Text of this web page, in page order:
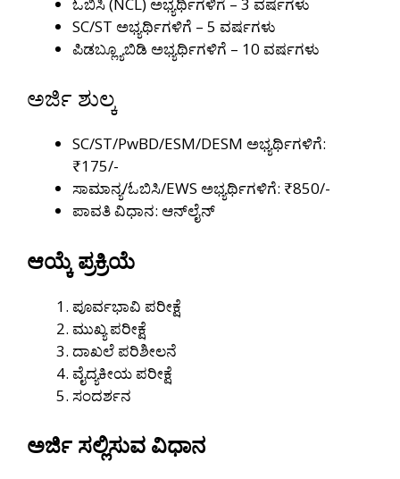
SC/ST ಅಭ್ಯರ್ಥಿಗಳಿಗೆ – 5 ವರ್ಷಗಳು
ಪಿಡಬ್ಲ್ಯೂಬಿಡಿ ಅಭ್ಯರ್ಥಿಗಳಿಗೆ – 10 ವರ್ಷಗಳು
ಅರ್ಜಿ ಶುಲ್ಕ
SC/ST/PwBD/ESM/DESM ಅಭ್ಯರ್ಥಿಗಳಿಗೆ:
₹175/-
ಸಾಮಾನ್ಯ/ಓಬಿಸಿ/EWS ಅಭ್ಯರ್ಥಿಗಳಿಗೆ: ₹850/-
ಪಾವತಿ ವಿಧಾನ: ಆನ್‌ಲೈನ್
ಆಯ್ಕೆ ಪ್ರಕ್ರಿಯೆ
ಪೂರ್ವಭಾವಿ ಪರೀಕ್ಷೆ
ಮುಖ್ಯ ಪರೀಕ್ಷೆ
ದಾಖಲೆ ಪರಿಶೀಲನೆ
ವೈದ್ಯಕೀಯ ಪರೀಕ್ಷೆ
ಸಂದರ್ಶನ
ಅರ್ಜಿ ಸಲ್ಲಿಸುವ ವಿಧಾನ